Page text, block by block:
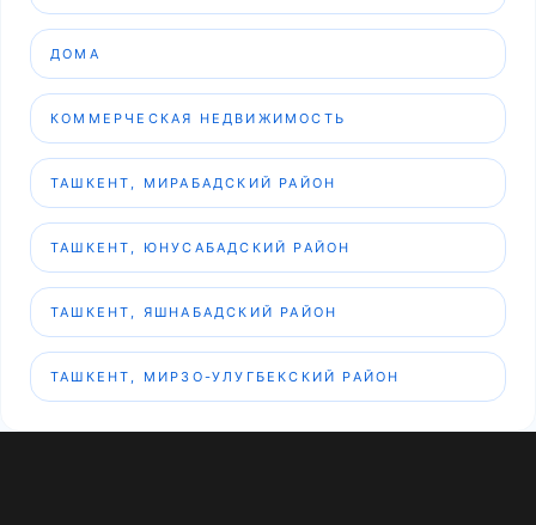
ДОМА
КОММЕРЧЕСКАЯ НЕДВИЖИМОСТЬ
ТАШКЕНТ, МИРАБАДСКИЙ РАЙОН
ТАШКЕНТ, ЮНУСАБАДСКИЙ РАЙОН
ТАШКЕНТ, ЯШНАБАДСКИЙ РАЙОН
ТАШКЕНТ, МИРЗО-УЛУГБЕКСКИЙ РАЙОН